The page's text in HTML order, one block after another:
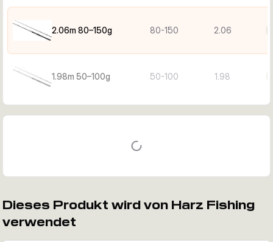
2.06m 80–150g 80-150 2.06
1.98m 50–100g 50-100 1.98
Dieses Produkt wird von Harz Fishing
verwendet